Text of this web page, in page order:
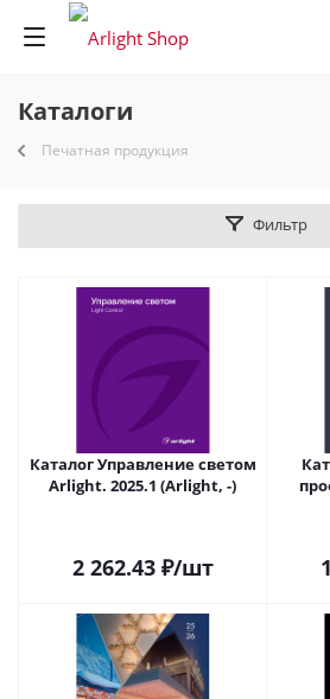
Каталоги
Печатная продукция
Фильтр
Каталог Управление светом
Arlight. 2025.1 (Arlight, -)
2 262.43₽/шт